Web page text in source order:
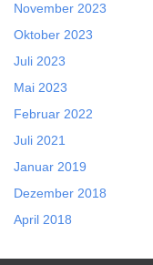
November 2023
Oktober 2023
Juli 2023
Mai 2023
Februar 2022
Juli 2021
Januar 2019
Dezember 2018
April 2018